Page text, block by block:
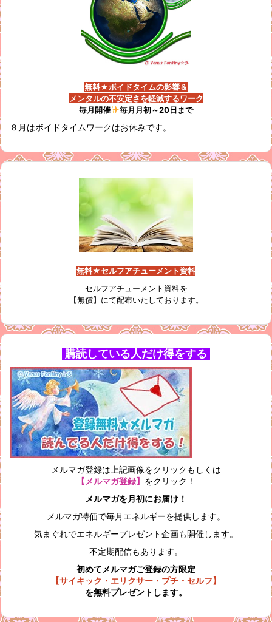
無料★ボイドタイムの影響＆
メンタルの不安定さを軽減するワーク
毎月開催
毎月月初～20日まで
８月はボイドタイムワークはお休みです。
無料★セルフアチューメント資料
セルフアチューメント資料を
【無償】にて配布いたしております。
購読している人だけ得をする
メルマガ登録は上記画像をクリックもしくは
【メルマガ登録】 をクリック！
メルマガを月初にお届け！
メルマガ特価で毎月エネルギーを提供します。
気まぐれでエネルギープレゼント企画も開催します。
不定期配信もあります。
初めてメルマガご登録の方限定
【サイキック・エリクサー・プチ・セルフ】
を無料プレゼントします。